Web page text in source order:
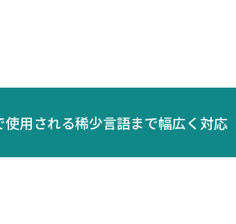
用される稀少言語まで幅広く対応